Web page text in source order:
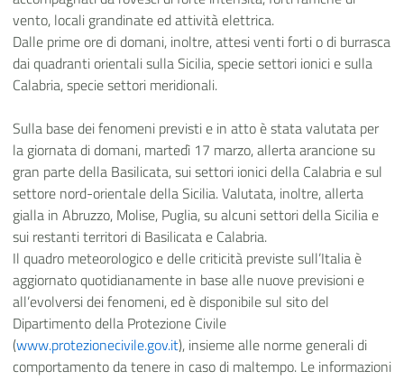
vento, locali grandinate ed attività elettrica.
Dalle prime ore di domani, inoltre, attesi venti forti o di burrasca
dai quadranti orientali sulla Sicilia, specie settori ionici e sulla
Calabria, specie settori meridionali.
Sulla base dei fenomeni previsti e in atto è stata valutata per
la giornata di domani, martedì 17 marzo, allerta arancione su
gran parte della Basilicata, sui settori ionici della Calabria e sul
settore nord-orientale della Sicilia. Valutata, inoltre, allerta
gialla in Abruzzo, Molise, Puglia, su alcuni settori della Sicilia e
sui restanti territori di Basilicata e Calabria.
Il quadro meteorologico e delle criticità previste sull’Italia è
aggiornato quotidianamente in base alle nuove previsioni e
all’evolversi dei fenomeni, ed è disponibile sul sito del
Dipartimento della Protezione Civile
(www.protezionecivile.gov.it), insieme alle norme generali di
comportamento da tenere in caso di maltempo. Le informazioni